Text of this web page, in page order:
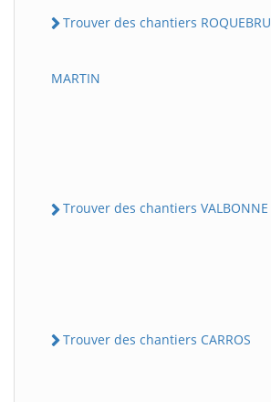
Trouver des chantiers
MARTIN
Trouver des chantiers VALBONNE
Trouver des chantiers CARROS